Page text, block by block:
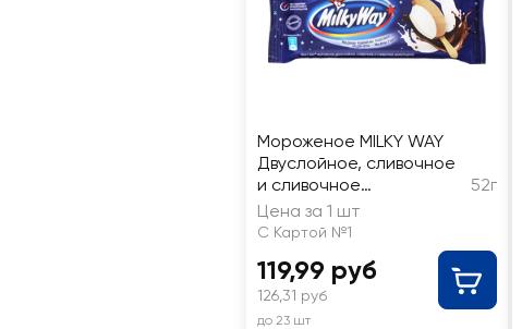
Мороженое MILKY WAY
Двуслойное, сливочное
и сливочное
шоколадное 10%, без
змж, эскимо
52г
Цена за 1 шт
С Картой №1
119,99 руб
126,31 руб
до 23 шт